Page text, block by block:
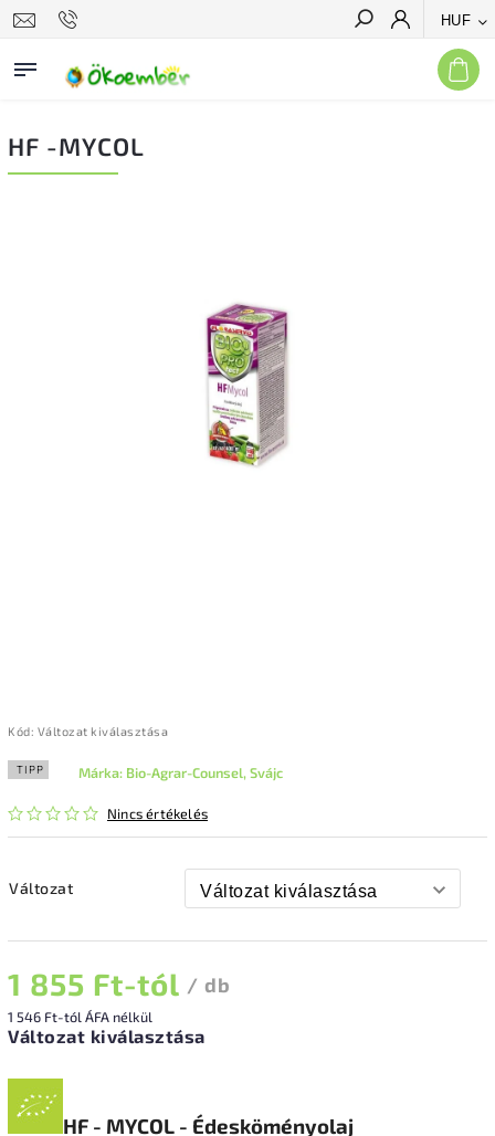
HUF
Keresés
HF -MYCOL
Kód: Változat kiválasztása
TIPP
Nincs értékelés
Márka: Bio-Agrar-Counsel, Svájc
Változat
1 855 Ft-tól / db
1 546 Ft-tól ÁFA nélkül
Változat kiválasztása
HF - MYCOL - Édesköményolaj